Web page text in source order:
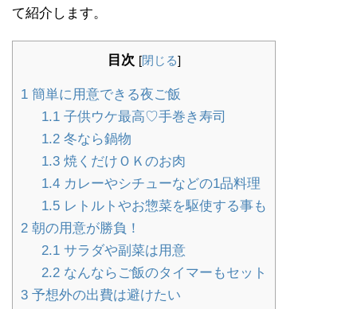
て紹介します。
目次 [閉じる]
1 簡単に用意できる夜ご飯
1.1子供ウケ最高♡手巻き寿司
1.2冬なら鍋物
1.3焼くだけＯＫのお肉
1.4カレーやシチューなどの1品料理
1.5レトルトやお惣菜を駆使する事も
2 朝の用意が勝負！
2.1サラダや副菜は用意
2.2なんならご飯のタイマーもセット
3 予想外の出費は避けたい